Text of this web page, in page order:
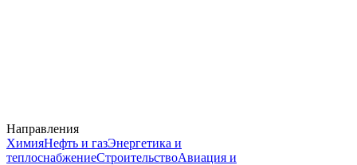
Направления
ХимияНефть и газЭнергетика и
теплоснабжениеСтроительствоАвиация и